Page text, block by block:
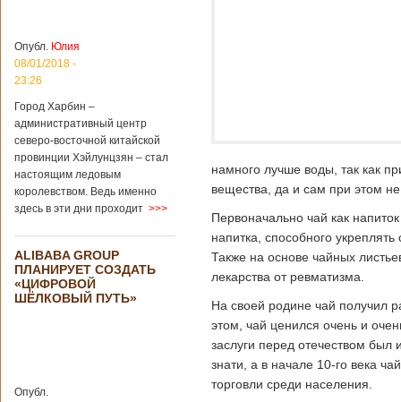
04/02/2020 - 15:45
Третий год
подряд Китай
становится
крупным
торговым
партнером
Германии
Как
свидетельствуют
данные, которые
Федеральным
статистическим
ведомством
Германии, в 2018
уже третий год
Опубл. Юлия
08/01/2018 -
23:26
Город Харбин –
административный центр
северо-восточной китайской
провинции Хэйлунцзян – стал
настоящим ледовым
королевством. Ведь именно
здесь в эти дни проходит >>>
ALIBABA GROUP
ПЛАНИРУЕТ СОЗДАТЬ
«ЦИФРОВОЙ
ШЁЛКОВЫЙ ПУТЬ»
Опубл.
намного лучше воды, так как
вещества, да и сам при этом
Первоначально чай как
напитка, способного
Также на основе чайных
лекарства от ревматизма.
На своей родине чай получил
этом, чай ценился очень и
заслуги перед отечеством
знати, а в начале 10-го века
торговли среди населения.